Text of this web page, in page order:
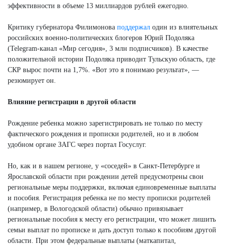
эффективности в объеме 13 миллиардов рублей ежегодно.
Критику губернатора Филимонова поддержал один из влиятельных
российских военно-политических блогеров Юрий Подоляка
(Telegram-канал «Мир сегодня», 3 млн подписчиков). В качестве
положительной истории Подоляка приводит Тульскую область, где
СКР вырос почти на 1,7%. «Вот это я понимаю результат», —
резюмирует он.
Влияние регистрации в другой области
Рождение ребенка можно зарегистрировать не только по месту
фактического рождения и прописки родителей, но и в любом
удобном органе ЗАГС через портал Госуслуг.
Но, как и в нашем регионе, у «соседей» в Санкт-Петербурге и
Ярославской области при рождении детей предусмотрены свои
региональные меры поддержки, включая единовременные выплаты
и пособия. Регистрация ребенка не по месту прописки родителей
(например, в Вологодской области) обычно привязывает
региональные пособия к месту его регистрации, что может лишить
семьи выплат по прописке и дать доступ только к пособиям другой
области. При этом федеральные выплаты (маткапитал,